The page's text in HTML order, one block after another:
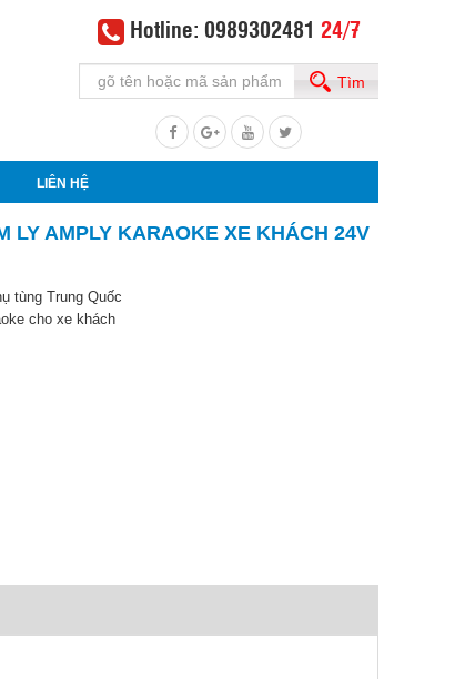
Hotline: 0989302481 24/7
Tìm
LIÊN HỆ
LY AMPLY KARAOKE XE KHÁCH 24V
tùng Trung Quốc
cho xe khách